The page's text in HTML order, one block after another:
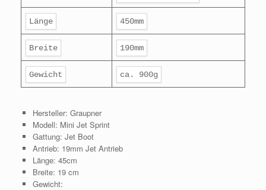
Länge 450mm
Breite 190mm
Gewicht ca. 900g
Hersteller: Graupner
Modell: Mini Jet Sprint
Gattung: Jet Boot
Antrieb: 19mm Jet Antrieb
Länge: 45cm
Breite: 19 cm
Gewicht: